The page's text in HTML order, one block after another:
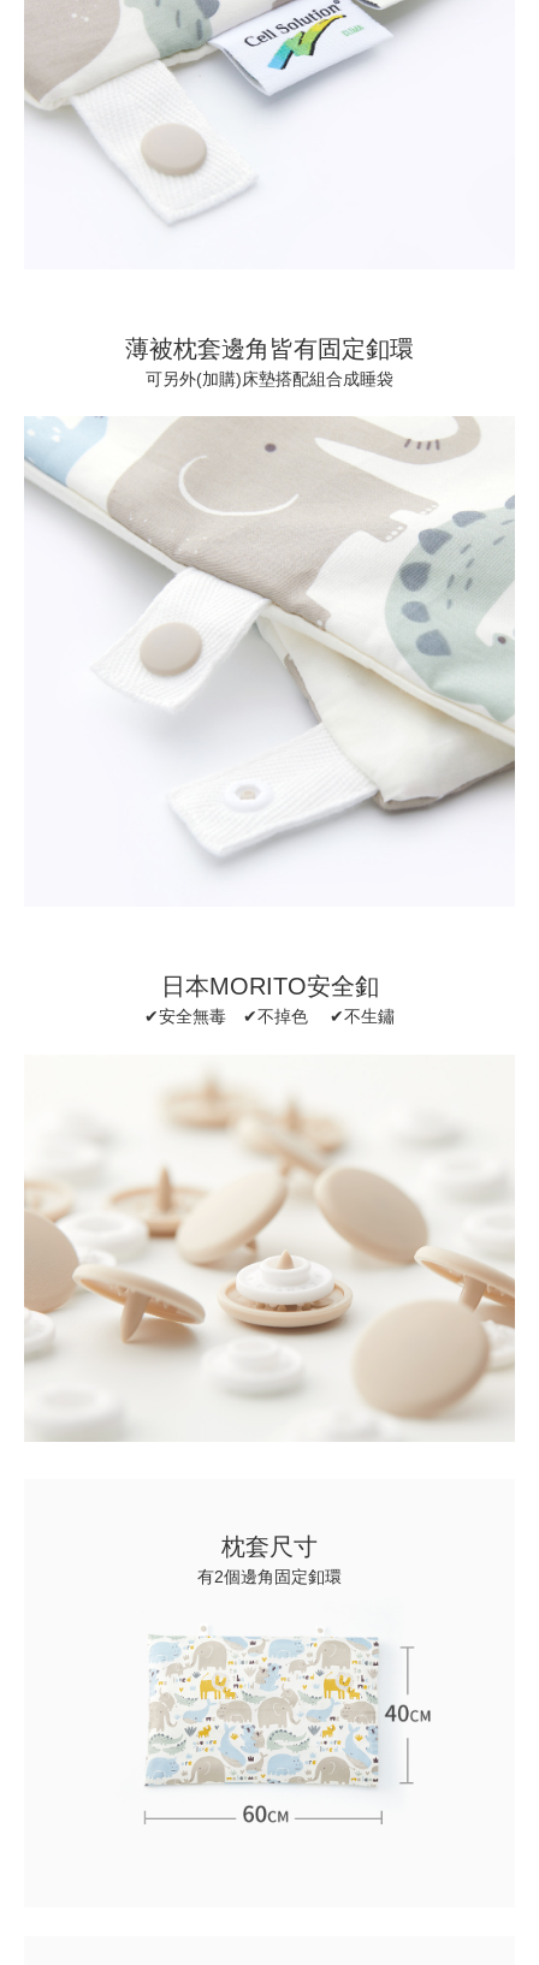
薄被枕套邊角皆有固定釦環
可另外(加購)床墊搭配組合成睡袋
日本MORITO安全釦
✔安全無毒 ✔不掉色 ✔不生鏽
枕套尺寸
有2個邊角固定釦環